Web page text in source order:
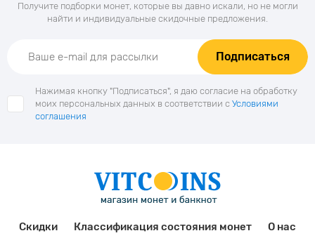
Получите подборки монет, которые вы давно искали, но не могли
найти и индивидуальные скидочные предложения.
Подписаться
Нажимая кнопку "Подписаться", я даю согласие на обработку
моих персональных данных в соответствии с Условиями
соглашения
Скидки Классификация состояния монет
О нас